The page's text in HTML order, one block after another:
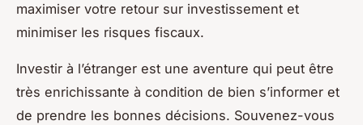
maximiser votre retour sur investissement et
minimiser les risques fiscaux.
Investir à l’étranger est une aventure qui peut être
très enrichissante à condition de bien s’informer et
de prendre les bonnes décisions. Souvenez-vous